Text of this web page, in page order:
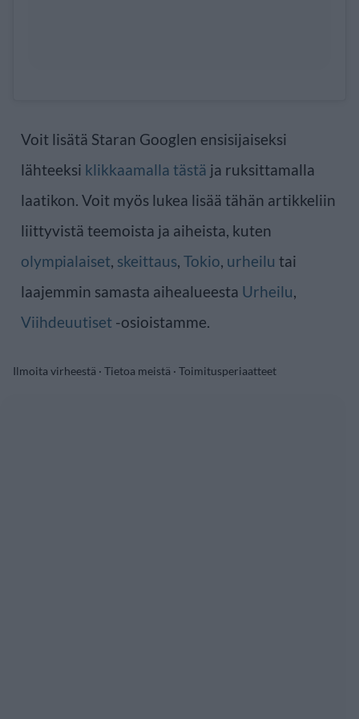
Voit lisätä Staran Googlen ensisijaiseksi
lähteeksi klikkaamalla tästä ja ruksittamalla
laatikon. Voit myös lukea lisää tähän artikkeliin
liittyvistä teemoista ja aiheista, kuten
olympialaiset, skeittaus, Tokio, urheilu tai
laajemmin samasta aihealueesta Urheilu,
Viihdeuutiset -osioistamme.
Ilmoita virheestä · Tietoa meistä · Toimitusperiaatteet